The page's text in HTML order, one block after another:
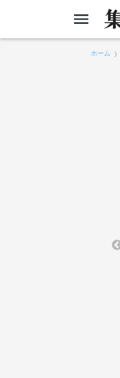
ホーム